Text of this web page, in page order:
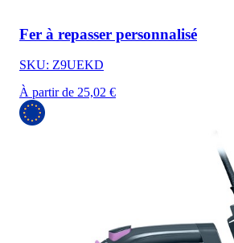
Fer à repasser personnalisé
SKU: Z9UEKD
À partir de 25,02 €